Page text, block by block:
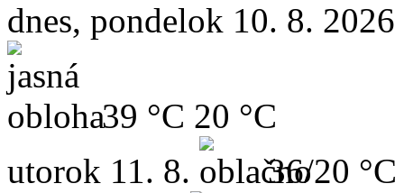
dnes, pondelok 10. 8. 2026
39 °C 20 °C
utorok 11. 8. 36/20 °C